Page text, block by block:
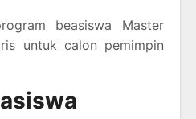
beasiswa Master
untuk calon pemimpin